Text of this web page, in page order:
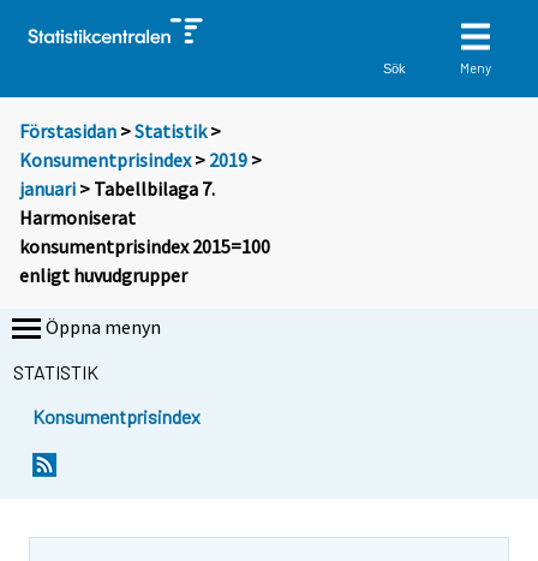
Sök Meny
Förstasidan >Statistik >
Konsumentprisindex> 2019 >
januari > Tabellbilaga 7.
Harmoniserat
konsumentprisindex 2015=100
enligt huvudgrupper
Öppna menyn
STATISTIK
Konsumentprisindex